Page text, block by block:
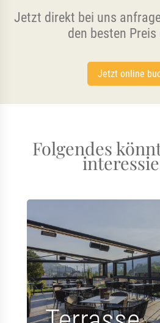
Jetzt direkt bei uns
den besten
Jetzt online
Folgendes